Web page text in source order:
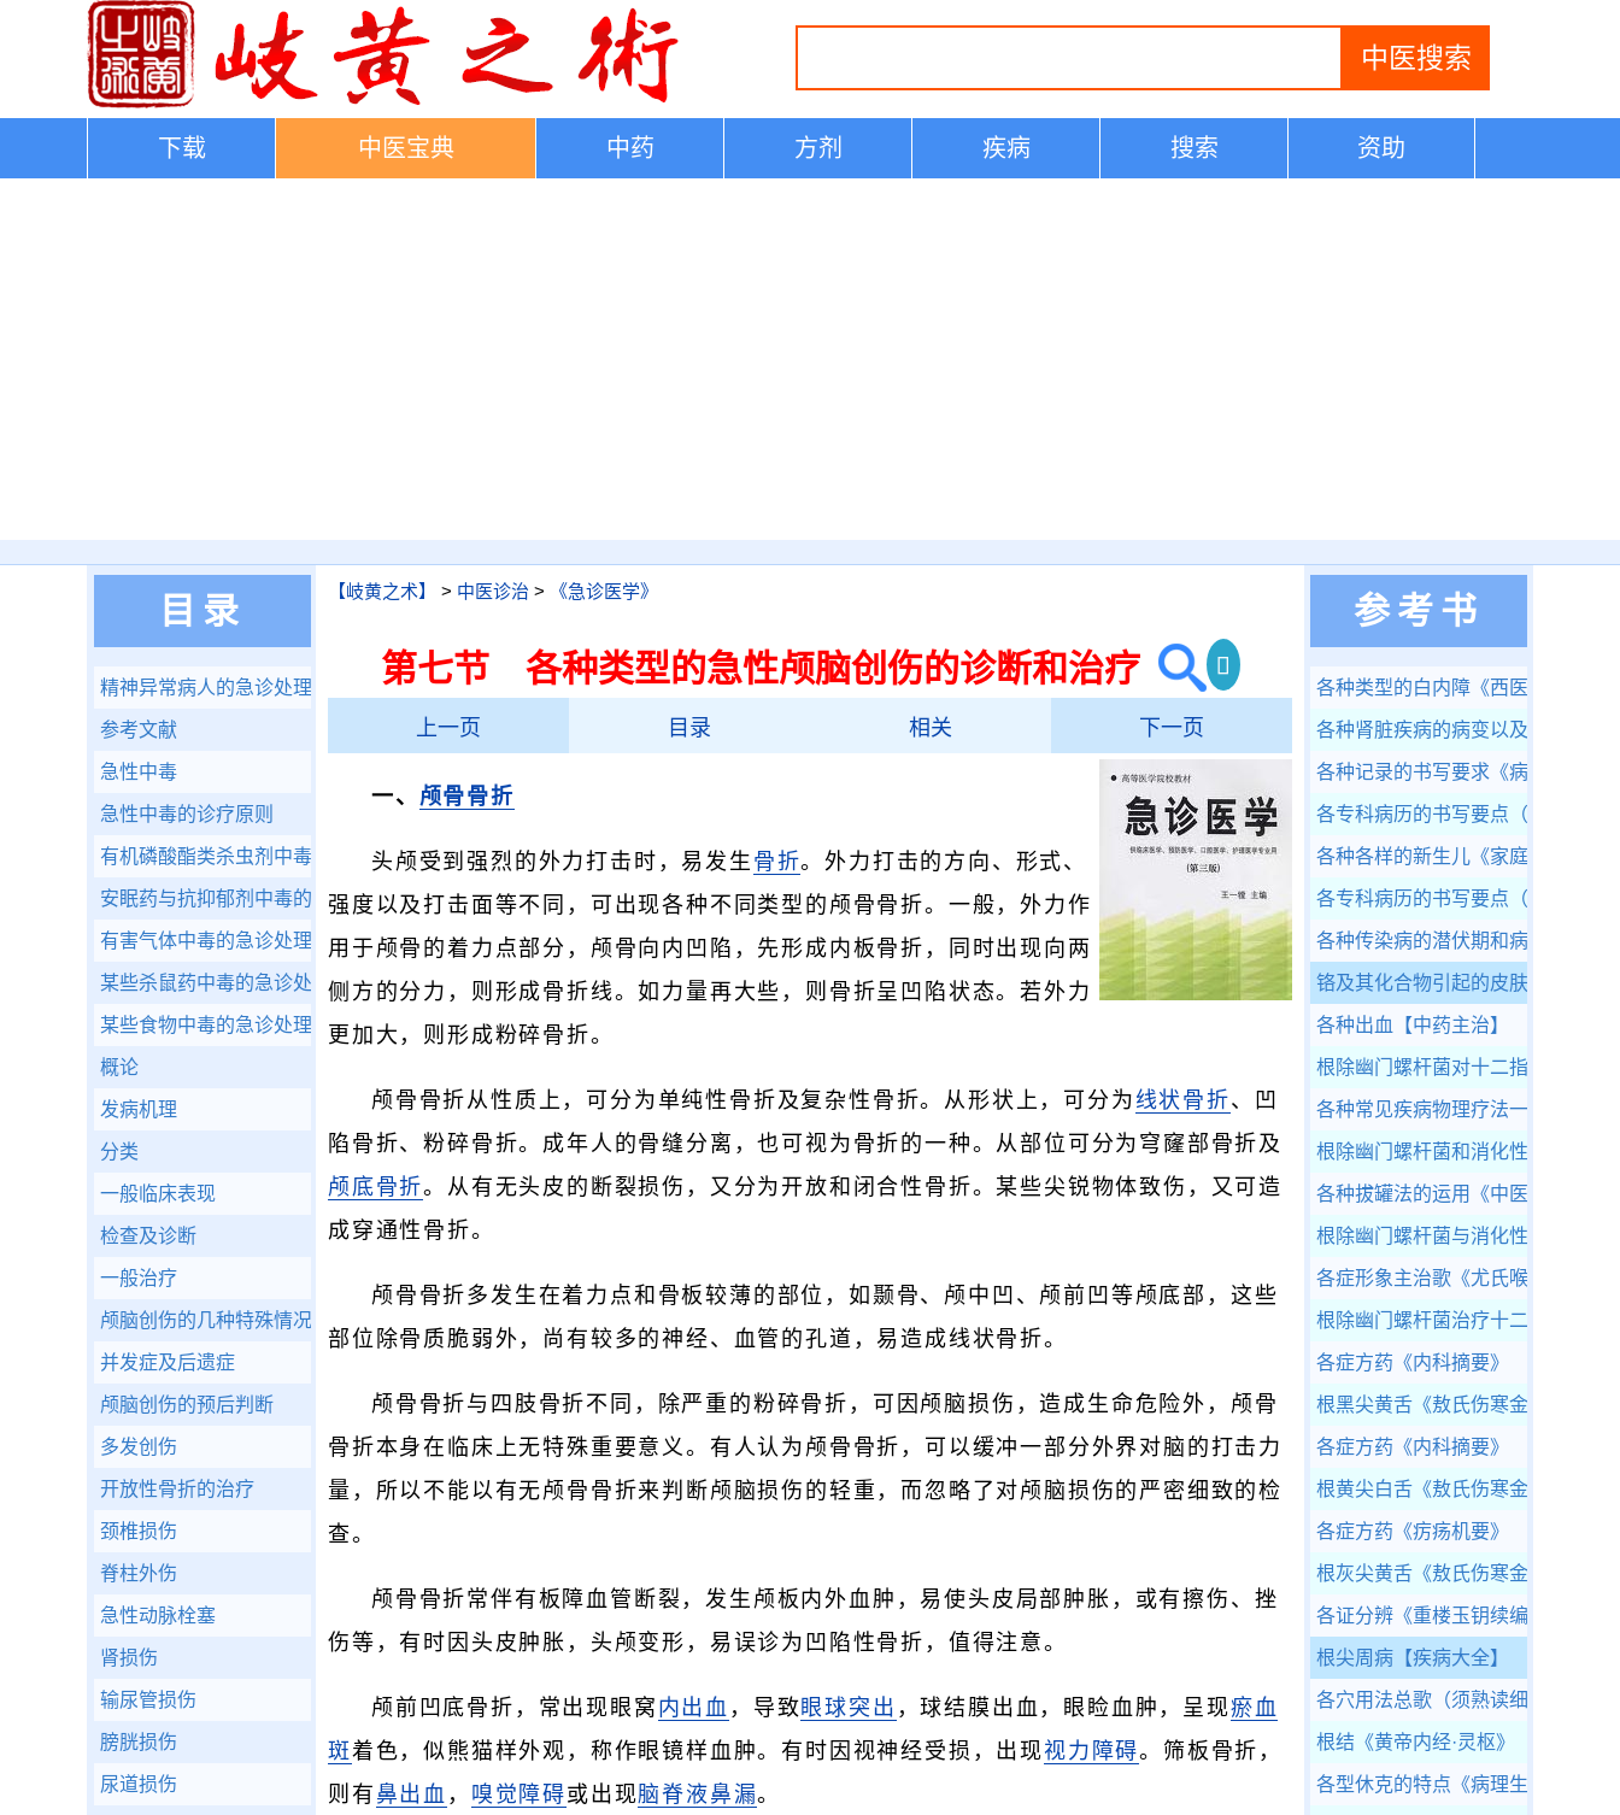
下载 中医宝典 中药 方剂 疾病 搜索 资助
【岐黄之术】 > 中医诊治 > 《急诊医学》
第七节 各种类型的急性颅脑创伤的诊断和治疗
上一页 目录 相关 下一页
一、 颅骨骨折
头颅受到强烈的外力打击时，易发生 骨折。外力打击的方向、形式、
强度以及打击面等不同，可出现各种不同类型的颅骨骨折。一般，外力作
用于颅骨的着力点部分，颅骨向内凹陷，先形成内板骨折，同时出现向两
侧方的分力，则形成骨折线。如力量再大些，则骨折呈凹陷状态。若外力
更加大，则形成粉碎骨折。
颅骨骨折从性质上，可分为单纯性骨折及复杂性骨折。从形状上，可分为 线状骨折、凹
陷骨折、粉碎骨折。成年人的骨缝分离，也可视为骨折的一种。从部位可分为穹窿部骨折及
颅底骨折。从有无头皮的断裂损伤，又分为开放和闭合性骨折。某些尖锐物体致伤，又可造
成穿通性骨折。
颅骨骨折多发生在着力点和骨板较薄的部位，如颞骨、颅中凹、颅前凹等颅底部，这些
部位除骨质脆弱外，尚有较多的神经、血管的孔道，易造成线状骨折。
颅骨骨折与四肢骨折不同，除严重的粉碎骨折，可因颅脑损伤，造成生命危险外，颅骨
骨折本身在临床上无特殊重要意义。有人认为颅骨骨折，可以缓冲一部分外界对脑的打击力
量，所以不能以有无颅骨骨折来判断颅脑损伤的轻重，而忽略了对颅脑损伤的严密细致的检
查。
颅骨骨折常伴有板障血管断裂，发生颅板内外血肿，易使头皮局部肿胀，或有擦伤、挫
伤等，有时因头皮肿胀，头颅变形，易误诊为凹陷性骨折，值得注意。
颅前凹底骨折，常出现眼窝 内出血 ，导致眼球突出 ，球结膜出血，眼睑血肿，呈现瘀血
斑着色，似熊猫样外观，称作眼镜样血肿。有时因视神经受损，出现视力障碍。筛板骨折，
则有 鼻出血 ， 嗅觉障碍或出现脑脊液鼻漏。
目录
精神异常病人的急诊处理
参考文献
急性中毒
急性中毒的诊疗原则
有机磷酸酯类杀虫剂中毒的急诊处理
安眠药与抗抑郁剂中毒的急诊处理
有害气体中毒的急诊处理
某些杀鼠药中毒的急诊处理
某些食物中毒的急诊处理
概论
发病机理
分类
一般临床表现
检查及诊断
一般治疗
颅脑创伤的几种特殊情况
并发症及后遗症
颅脑创伤的预后判断
多发创伤
开放性骨折的治疗
颈椎损伤
脊柱外伤
急性动脉栓塞
肾损伤
输尿管损伤
膀胱损伤
尿道损伤
参考书
各种类型的白内障 《西医眼科学》
各种肾脏疾病的病变以及免疫荧光
各种记录的书写要求 《病历书写规
各专科病历的书写要点（二）
各种各样的新生儿 《家庭医学百科
各专科病历的书写要点（一）
各种传染病的潜伏期和病人及接触
铬及其化合物引起的皮肤病
各种出血 【中药主治】
根除幽门螺杆菌对十二指肠溃疡再
各种常见疾病物理疗法一览表
根除幽门螺杆菌和消化性溃疡再出
各种拔罐法的运用 《中医刺灸》
根除幽门螺杆菌与消化性溃疡的关
各症形象主治歌 《尤氏喉症指南》
根除幽门螺杆菌治疗十二指肠溃疡
各症方药 《内科摘要》
根黑尖黄舌 《敖氏伤寒金镜录》
各症方药 《内科摘要》
根黄尖白舌 《敖氏伤寒金镜录》
各症方药 《疠疡机要》
根灰尖黄舌 《敖氏伤寒金镜录》
各证分辨 《重楼玉钥续编》
根尖周病 【疾病大全】
各穴用法总歌（须熟读细玩）
根结 《黄帝内经·灵枢》
各型休克的特点 《病理生理学》